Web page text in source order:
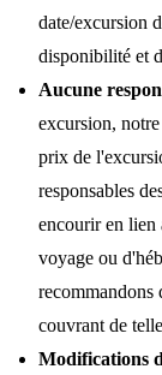
date/excursion
disponibilité et
Aucune
excursion,
prix de
responsables
encourir en lien
voyage ou
recommandons
couvrant de
Modifications